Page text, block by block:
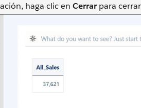
haga clic en Cerrarpara